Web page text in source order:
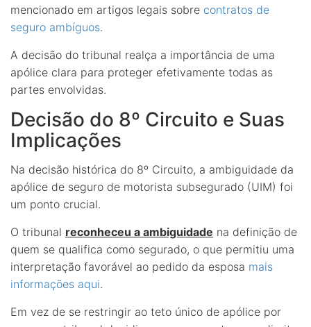
mencionado em artigos legais sobre contratos de
seguro ambíguos.
A decisão do tribunal realça a importância de uma
apólice clara para proteger efetivamente todas as
partes envolvidas.
Decisão do 8º Circuito e Suas
Implicações
Na decisão histórica do 8º Circuito, a ambiguidade da
apólice de seguro de motorista subsegurado (UIM) foi
um ponto crucial.
O tribunal reconheceu a ambiguidade na definição de
quem se qualifica como segurado, o que permitiu uma
interpretação favorável ao pedido da esposa mais
informações aqui.
Em vez de se restringir ao teto único de apólice por